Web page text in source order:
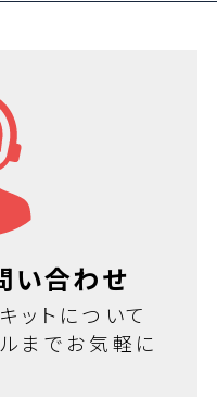
い合わせ
ットについて
までお気軽に